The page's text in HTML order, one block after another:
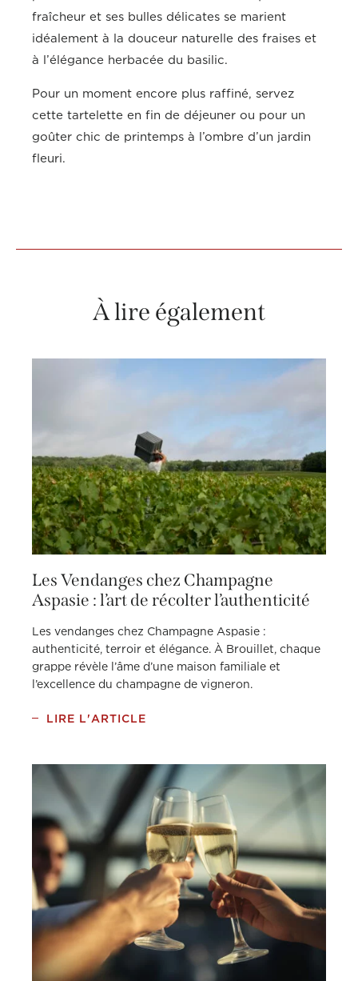
fraîcheur et ses bulles délicates se marient
idéalement à la douceur naturelle des fraises et
à l’élégance herbacée du basilic.
Pour un moment encore plus raffiné, servez
cette tartelette en fin de déjeuner ou pour un
goûter chic de printemps à l’ombre d’un jardin
fleuri.
À lire également
Les Vendanges chez Champagne
Aspasie : l’art de récolter l’authenticité
Les vendanges chez Champagne Aspasie :
authenticité, terroir et élégance. À Brouillet, chaque
grappe révèle l’âme d’une maison familiale et
l’excellence du champagne de vigneron.
LIRE L'ARTICLE